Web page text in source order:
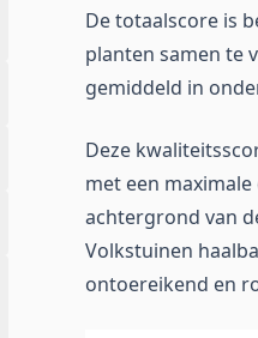
De totaalscore is
planten samen te
gemiddeld in
Deze
met een
achtergrond van
Volkstuinen
ontoereikend en